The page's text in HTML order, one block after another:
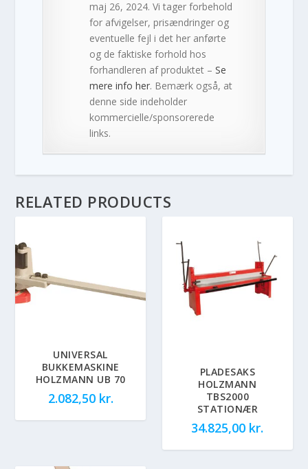
maj 26, 2024. Vi tager forbehold
for afvigelser, prisændringer og
eventuelle fejl i det her anførte
og de faktiske forhold hos
forhandleren af produktet –Se
mere info her. Bemærk også, at
denne side indeholder
kommercielle/sponsorerede
links.
RELATED PRODUCTS
UNIVERSAL
BUKKEMASKINE
HOLZMANN UB 70
2.082,50 kr.
PLADESAKS
HOLZMANN
TBS2000
STATIONÆR
34.825,00 kr.